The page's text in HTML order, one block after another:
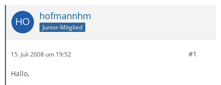
hofmannhm
Junior-Mitglied
15. Juli 2008 um 19:52 #1
Hallo,